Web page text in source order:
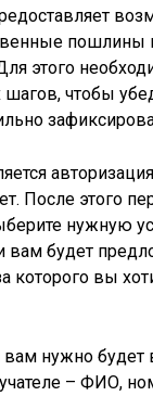
пошлины
этого
чтобы
авторизация
После этого
нужную
вам будет
которого вы
нужно будет
– ФИО,